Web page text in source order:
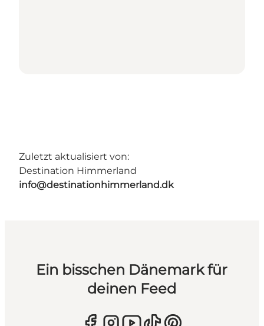
Zuletzt aktualisiert von:
Destination Himmerland
info@destinationhimmerland.dk
Ein bisschen Dänemark für
deinen Feed